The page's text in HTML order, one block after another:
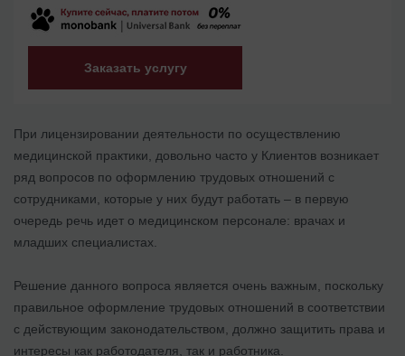
Заказать услугу
При лицензировании деятельности по осуществлению
медицинской практики, довольно часто у Клиентов возникает
ряд вопросов по оформлению трудовых отношений с
сотрудниками, которые у них будут работать – в первую
очередь речь идет о медицинском персонале: врачах и
младших специалистах.
Решение данного вопроса является очень важным, поскольку
правильное оформление трудовых отношений в соответствии
с действующим законодательством, должно защитить права и
интересы как работодателя, так и работника.